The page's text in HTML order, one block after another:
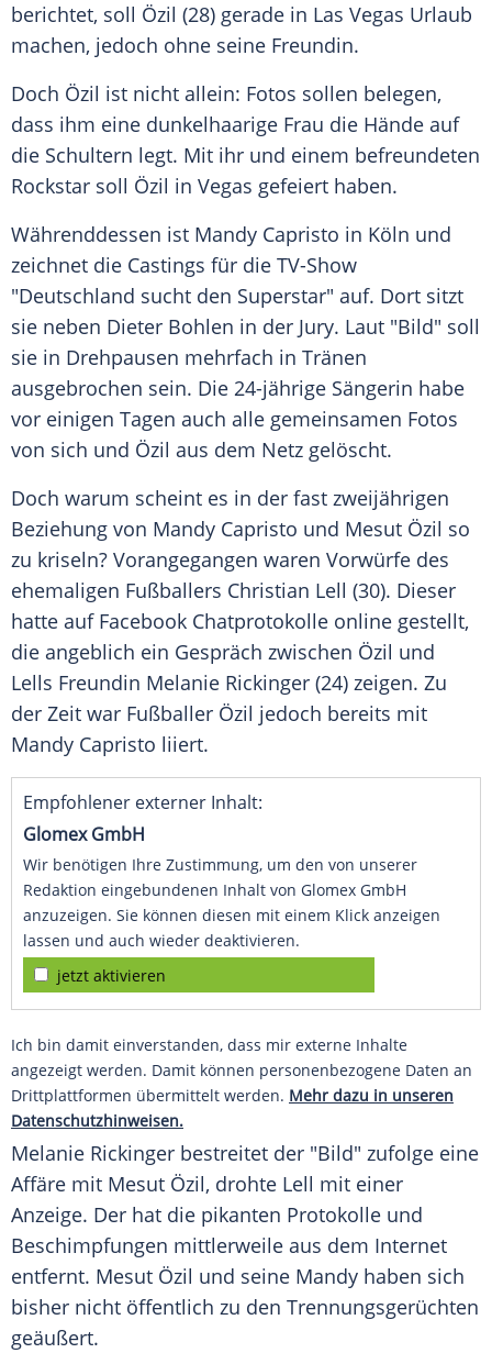
berichtet, soll Özil (28) gerade in Las Vegas Urlaub
machen, jedoch ohne seine Freundin.
Doch Özil ist nicht allein: Fotos sollen belegen,
dass ihm eine dunkelhaarige Frau die Hände auf
die Schultern legt. Mit ihr und einem befreundeten
Rockstar soll Özil in Vegas gefeiert haben.
Währenddessen ist Mandy Capristo in Köln und
zeichnet die Castings für die TV-Show
"Deutschland sucht den Superstar" auf. Dort sitzt
sie neben Dieter Bohlen in der Jury. Laut "Bild" soll
sie in Drehpausen mehrfach in Tränen
ausgebrochen sein. Die 24-jährige Sängerin habe
vor einigen Tagen auch alle gemeinsamen Fotos
von sich und Özil aus dem Netz gelöscht.
Doch warum scheint es in der fast zweijährigen
Beziehung von Mandy Capristo und Mesut Özil so
zu kriseln? Vorangegangen waren Vorwürfe des
ehemaligen Fußballers Christian Lell (30). Dieser
hatte auf Facebook Chatprotokolle online gestellt,
die angeblich ein Gespräch zwischen Özil und
Lells Freundin Melanie Rickinger (24) zeigen. Zu
der Zeit war Fußballer Özil jedoch bereits mit
Mandy Capristo liiert.
Empfohlener externer Inhalt:
Glomex GmbH
Wir benötigen Ihre Zustimmung, um den von unserer
Redaktion eingebundenen Inhalt von Glomex GmbH
anzuzeigen. Sie können diesen mit einem Klick anzeigen
lassen und auch wieder deaktivieren.
jetzt aktivieren
Ich bin damit einverstanden, dass mir externe Inhalte
angezeigt werden. Damit können personenbezogene Daten an
Drittplattformen übermittelt werden. Mehr dazu in unseren
Datenschutzhinweisen.
Melanie Rickinger bestreitet der "Bild" zufolge eine
Affäre mit Mesut Özil, drohte Lell mit einer
Anzeige. Der hat die pikanten Protokolle und
Beschimpfungen mittlerweile aus dem Internet
entfernt. Mesut Özil und seine Mandy haben sich
bisher nicht öffentlich zu den Trennungsgerüchten
geäußert.